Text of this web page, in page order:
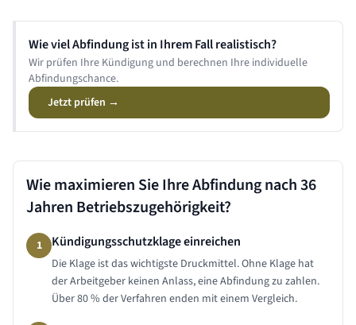
Wie viel Abfindung ist in Ihrem Fall realistisch?
Wir prüfen Ihre Kündigung und berechnen Ihre individuelle
Abfindungschance.
Jetzt prüfen →
Wie maximieren Sie Ihre Abfindung nach36
Jahren Betriebszugehörigkeit?
1 Kündigungsschutzklage einreichen
Die Klage ist das wichtigste Druckmittel. Ohne Klage hat
der Arbeitgeber keinen Anlass, eine Abfindung zu zahlen.
Über 80 % der Verfahren enden mit einem Vergleich.